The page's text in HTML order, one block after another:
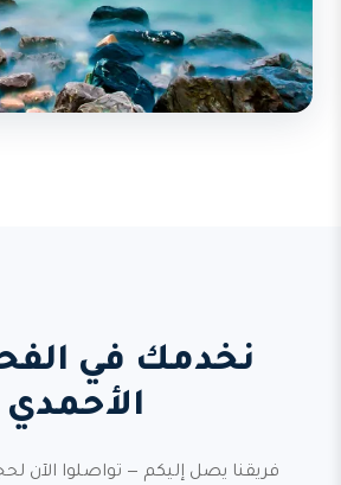
نخدمك في
الأحمدي
فريقنا يصل إليكم — تواصلوا الآن